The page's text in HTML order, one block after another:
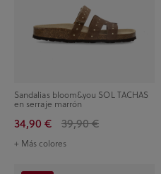
Sandalias bloom&you SOL TACHAS
en serraje marrón
34,90 € 39,90 €
+ Más colores